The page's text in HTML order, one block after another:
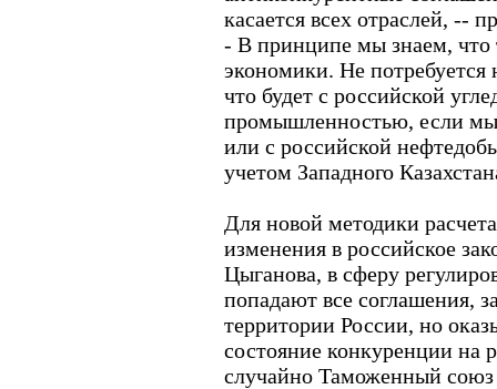
касается всех отраслей, --
- В принципе мы знаем, что
экономики. Не потребуется
что будет с российской
промышленностью, если
или с российской
учетом Западного
Для новой методики
изменения в российское
Цыганова, в сферу
попадают все соглашения,
территории России, но
состояние конкуренции на
случайно Таможенный союз